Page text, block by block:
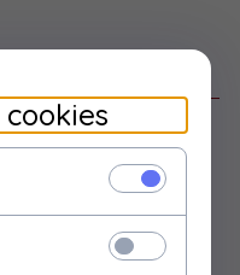
2x230V + wyłącznik L-
to połączenie
w obwodach